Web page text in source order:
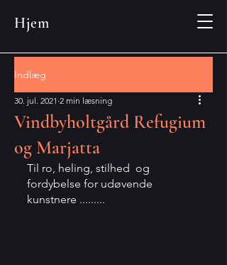
Hjem
Indlæg
Vindbyholtgård Refugium
og Marjatta
30. jul. 2021 2 min læsning
Til ro, heling, stilhed  og
fordybelse for udøvende
kunstnere .........